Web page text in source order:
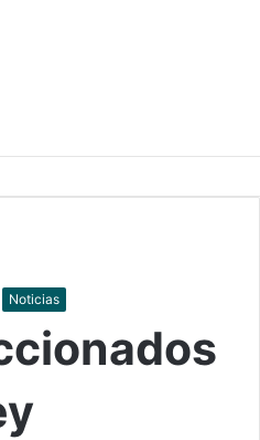
Noticias